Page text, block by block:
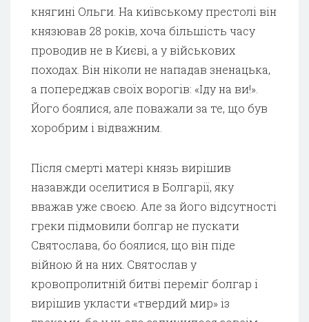
княгині Ольги. На київському престолі він
князював 28 років, хоча більшість часу
проводив не в Києві, а у військових
походах. Він ніколи не нападав зненацька,
а попереджав своїх ворогів: «Іду на ви!».
Його боялися, але поважали за те, що був
хоробрим і відважним.
Після смерті матері князь вирішив
назавжди оселитися в Болгарії, яку
вважав уже своєю. Але за його відсутності
греки підмовили болгар не пускати
Святослава, бо боялися, що він піде
війною й на них. Святослав у
кровопролитній битві переміг болгар і
вирішив укласти «твердий мир» із